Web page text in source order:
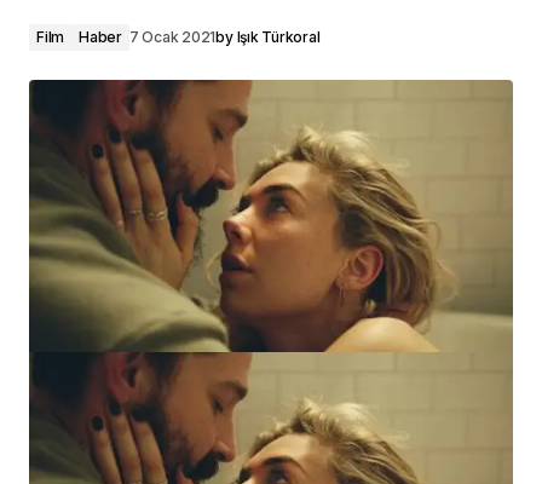
Film Haber 7 Ocak 2021by Işık Türkoral